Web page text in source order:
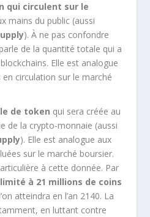
qui circulent sur le
mains du public (aussi
). À ne pas confondre
de la quantité totale qui a
Elle est analogue
en circulation sur le marché
de token qui sera créée au
de la crypto-monnaie (aussi
). Elle est analogue aux
sur le marché boursier.
à cette donnée. Par
à 21 millions de coins
atteindra en l’an 2140. La
en luttant contre